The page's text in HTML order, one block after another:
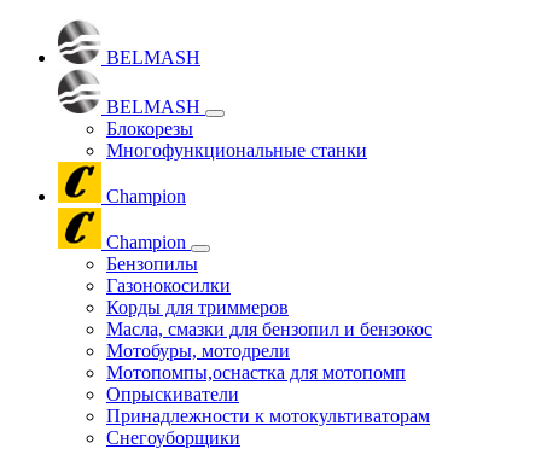
BELMASH
BELMASH
Блокорезы
Многофункциональные станки
Champion
Champion
Бензопилы
Газонокосилки
Корды для триммеров
Масла, смазки для бензопил и бензокос
Мотобуры, мотодрели
Мотопомпы,оснастка для мотопомп
Опрыскиватели
Принадлежности к мотокультиваторам
Снегоуборщики